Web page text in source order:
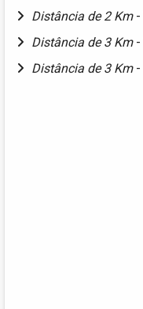
Distância de 2 Km -
Distância de 3 Km -
Distância de 3 Km -